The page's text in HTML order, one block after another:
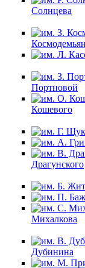
Солнцева
Портновой
Кошевого
Драгунского
Михалкова
Дубинина